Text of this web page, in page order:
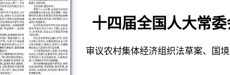
十四届全国人大常
审议农村集体经济组织法草案、国